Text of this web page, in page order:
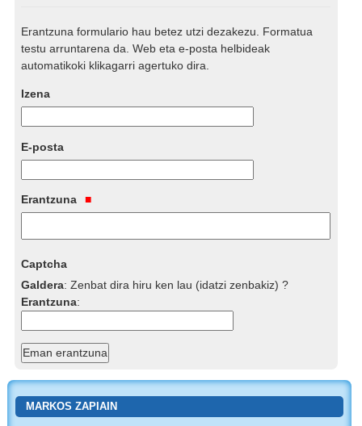
Erantzuna formulario hau betez utzi dezakezu. Formatua
testu arruntarena da. Web eta e-posta helbideak
automatikoki klikagarri agertuko dira.
Izena
E-posta
Erantzuna
Captcha
Galdera:Zenbat dira hiru ken lau (idatzi zenbakiz) ?
Erantzuna:
MARKOS ZAPIAIN